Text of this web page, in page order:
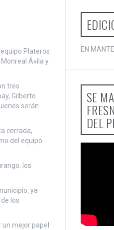
Plateros
Ávila y
tres
Gilberto
serán
cerrada,
del equipo
los
ya
los
mejor papel
EN
SE
DEL